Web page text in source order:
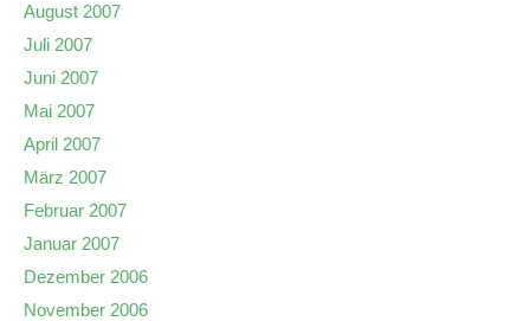
August 2007
Juli 2007
Juni 2007
Mai 2007
April 2007
März 2007
Februar 2007
Januar 2007
Dezember 2006
November 2006